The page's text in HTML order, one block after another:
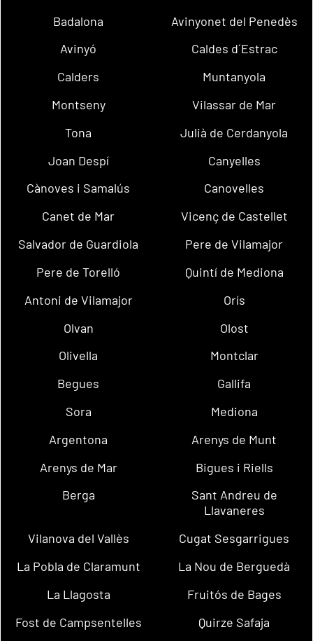
Badalona
Avinyonet del Penedès
Avinyó
Caldes d´Estrac
Calders
Muntanyola
Montseny
Vilassar de Mar
Tona
Julià de Cerdanyola
Joan Despí
Canyelles
Cànoves i Samalús
Canovelles
Canet de Mar
Vicenç de Castellet
Salvador de Guardiola
Pere de Vilamajor
Pere de Torelló
Quintí de Mediona
Antoni de Vilamajor
Orís
Olvan
Olost
Olivella
Montclar
Begues
Gallifa
Sora
Mediona
Argentona
Arenys de Munt
Arenys de Mar
Bigues i Riells
Berga
Sant Andreu de
Llavaneres
Vilanova del Vallès
Cugat Sesgarrigues
La Pobla de Claramunt
La Nou de Berguedà
La Llagosta
Fruitós de Bages
Fost de Campsentelles
Quirze Safaja